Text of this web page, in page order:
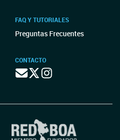
FAQ Y TUTORIALES
Preguntas Frecuentes
CONTACTO